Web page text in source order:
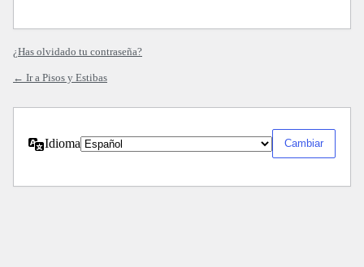
¿Has olvidado tu contraseña?
← Ir a Pisos y Estibas
Idioma